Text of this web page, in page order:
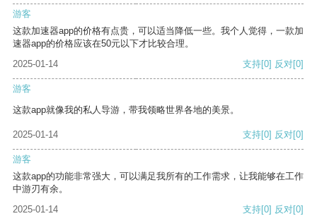
游客
这款加速器app的价格有点贵，可以适当降低一些。我个人觉得，一款加
速器app的价格应该在50元以下才比较合理。
2025-01-14
支持[0] 反对[0]
游客
这款app就像我的私人导游，带我领略世界各地的美景。
2025-01-14 支持[0] 反对[0]
游客
这款app的功能非常强大，可以满足我所有的工作需求，让我能够在工作
中游刃有余。
2025-01-14
支持[0] 反对[0]